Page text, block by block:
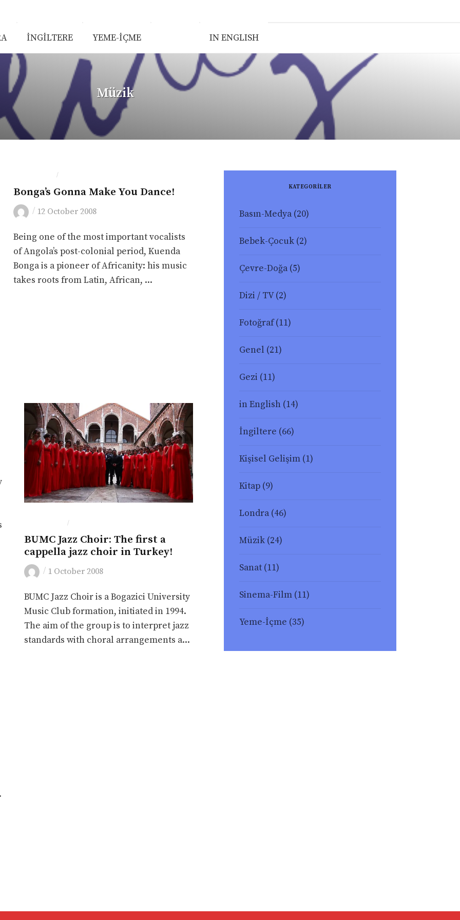
İNGİLTERE YEME-İÇME IN ENGLISH
Müzik
/
Bonga’s Gonna Make You Dance!
/ 12 October 2008
Being one of the most important vocalists
of Angola’s post-colonial period, Kuenda
Bonga is a pioneer of Africanity: his music
takes roots from Latin, African, ...
/
BUMC Jazz Choir: The first a
cappella jazz choir in Turkey!
/ 1 October 2008
BUMC Jazz Choir is a Bogazici University
Music Club formation, initiated in 1994.
The aim of the group is to interpret jazz
standards with choral arrangements a...
KATEGORİLER
Basın-Medya(20)
Bebek-Çocuk(2)
Çevre-Doğa(5)
Dizi / TV(2)
Fotoğraf(11)
Genel (21)
Gezi (11)
in English(14)
İngiltere (66)
Kişisel Gelişim(1)
Kitap(9)
Londra(46)
Müzik(24)
Sanat(11)
Sinema-Film(11)
Yeme-İçme (35)